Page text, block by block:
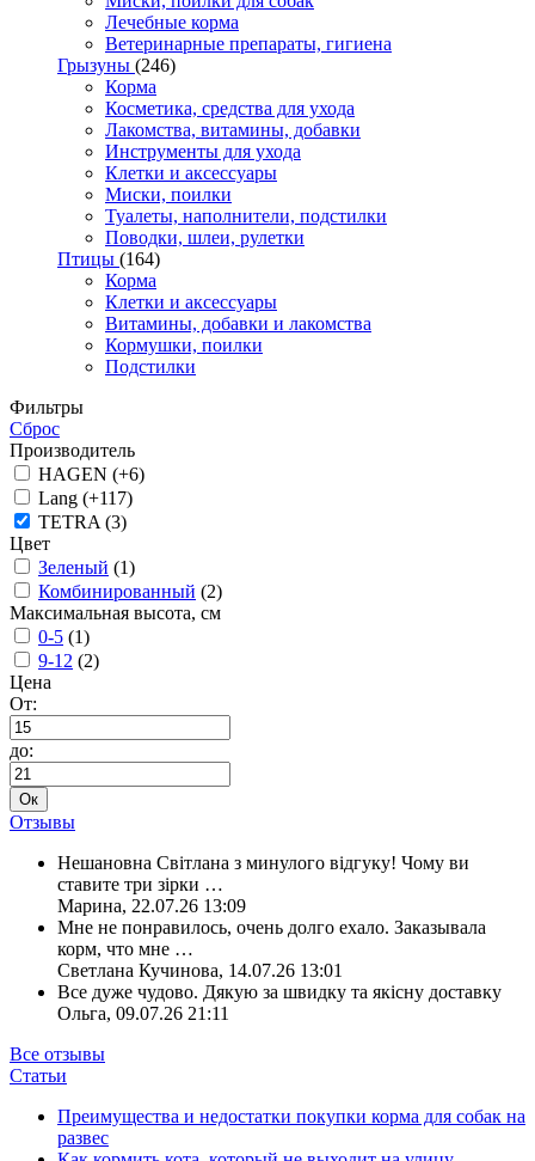
Лечебные корма
Ветеринарные препараты, гигиена
Грызуны (246)
Корма
Косметика, средства для ухода
Лакомства, витамины, добавки
Инструменты для ухода
Клетки и аксессуары
Миски, поилки
Туалеты, наполнители, подстилки
Поводки, шлеи, рулетки
Птицы (164)
Корма
Клетки и аксессуары
Витамины, добавки и лакомства
Кормушки, поилки
Подстилки
Фильтры
Сброс
Производитель
HAGEN (+6)
Lang (+117)
TETRA (3)
Цвет
Зеленый (1)
Комбинированный (2)
Максимальная высота, см
0-5 (1)
9-12 (2)
Цена
От:
до:
Ок
Отзывы
Нешановна Світлана з минулого відгуку! Чому ви
ставите три зірки …
Марина, 22.07.26 13:09
Мне не понравилось, очень долго ехало. Заказывала
корм, что мне …
Светлана Кучинова, 14.07.26 13:01
Все дуже чудово. Дякую за швидку та якісну доставку
Ольга, 09.07.26 21:11
Все отзывы
Статьи
Преимущества и недостатки покупки корма для собак на
развес